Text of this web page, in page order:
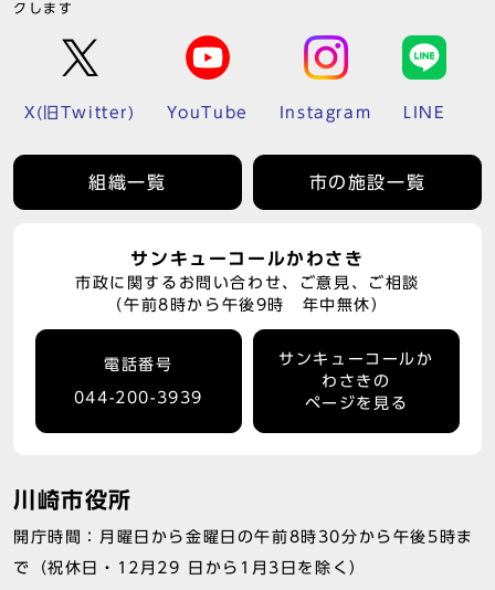
クします
X(旧Twitter) YouTube Instagram LINE
組織一覧 市の施設一覧
サンキューコールかわさき
市政に関するお問い合わせ、ご意見、ご相談
（午前8時から午後9時 年中無休）
電話番号
044-200-3939
サンキューコールか
わさきの
ページを見る
川崎市役所
開庁時間：月曜日から金曜日の午前8時30分から午後5時ま
で（祝休日・12月29 日から1月3日を除く）